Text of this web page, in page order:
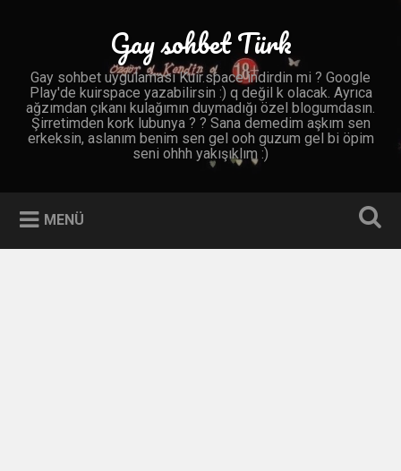
Gay sohbet Türk
Gay sohbet uygulaması Kuir.space indirdin mi ? Google
Play'de kuirspace yazabilirsin :) q değil k olacak. Ayrıca
ağzımdan çıkanı kulağımın duymadığı özel blogumdasın.
Şirretimden kork lubunya ? ? Sana demedim aşkım sen
erkeksin, aslanım benim sen gel ooh guzum gel bi öpim
seni ohhh yakışıklım :)
MENÜ